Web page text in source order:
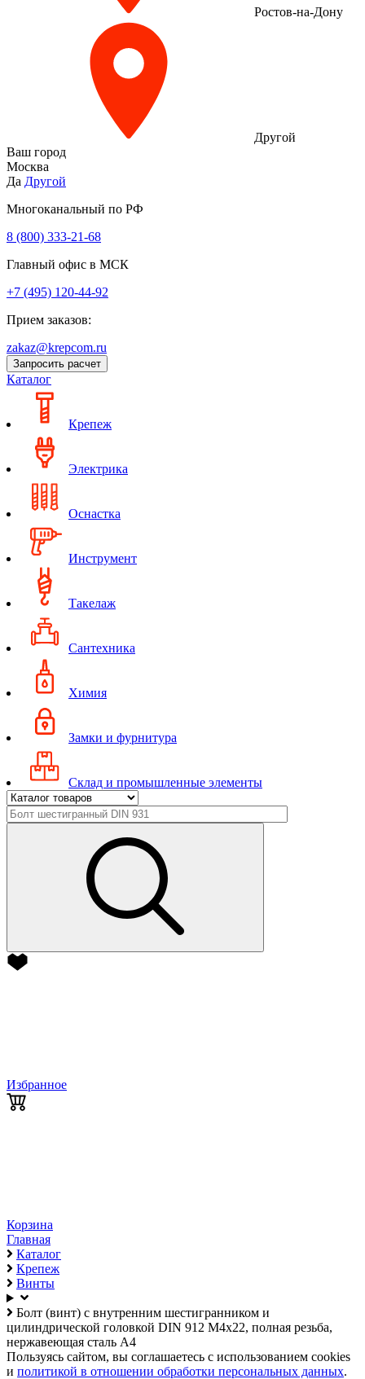
Ростов-на-Дону
Другой
Ваш город
Москва
Да Другой
Многоканальный по РФ
8 (800) 333‑21-68
Главный офис в МСК
+7 (495) 120-44-92
Прием заказов:
zakaz@krepcom.ru
Запросить расчет
Каталог
Крепеж
Электрика
Оснастка
Инструмент
Такелаж
Сантехника
Химия
Замки и фурнитура
Склад и промышленные элементы
Избранное
Корзина
Главная
Каталог
Крепеж
Винты
Болт (винт) с внутренним шестигранником и
цилиндрической головкой DIN 912 М4х22, полная резьба,
нержавеющая сталь А4
Пользуясь сайтом, вы соглашаетесь с использованием cookies
и политикой в отношении обработки персональных данных.